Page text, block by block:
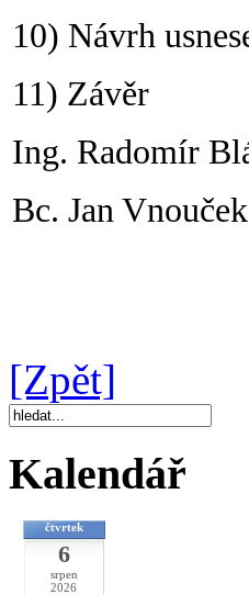
10) Návrh
11) Závěr
Ing. Radomír
Bc. Jan
[Zpět]
Kalendář
čtvrtek
6
srpen
2026